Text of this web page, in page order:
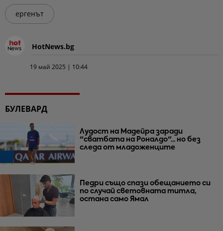
ергенът
HotNews.bg
19 май 2025 | 10:44
БУЛЕВАРД
Лудост на Мадейра заради
"сватбата на Роналдо"... но без
следа от младоженците
Педри също спази обещанието си
по случай световната титла,
остана само Ямал